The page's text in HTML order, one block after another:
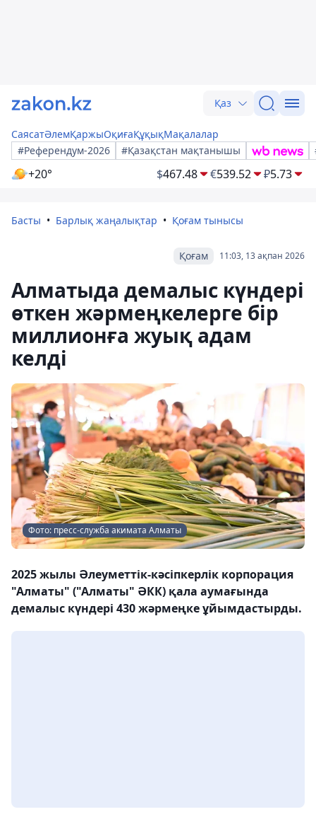
Қаз
СаясатӘлемҚаржыОқиғаҚұқықМақалалар
#Референдум-2026
#Қазақстан мақтанышы
+20° $467.48 €539.52 ₽5.73
Басты Барлық жаңалықтар Қоғам тынысы
11:03, 13 ақпан 2026
Қоғам
Алматыда демалыс күндері
өткен жәрмеңкелерге бір
миллионға жуық адам
келді
Фото: пресс-служба акимата Алматы
2025 жылы Әлеуметтік-кәсіпкерлік корпорация
"Алматы" ("Алматы" ӘКК) қала аумағында
демалыс күндері 430 жәрмеңке ұйымдастырды.